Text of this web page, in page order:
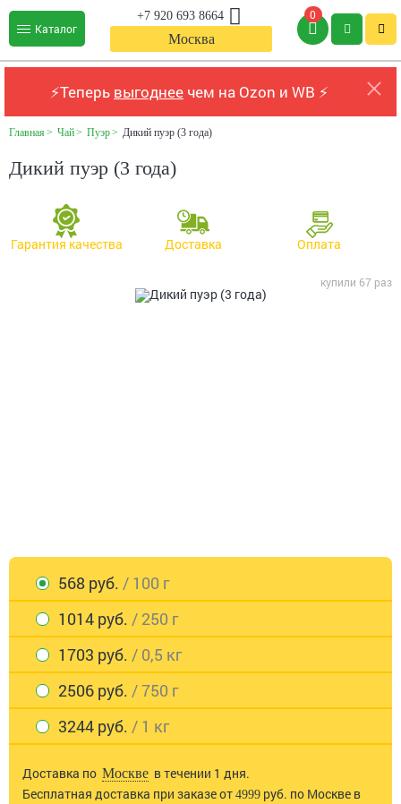
Каталог
Москва
+7 920 693 8664 0
⚡Теперь выгоднее чем на Ozon и WB ⚡
Главная Чай Пуэр Дикий пуэр (3 года)
Дикий пуэр (3 года)
Гарантия качества Доставка Оплата
купили 67 раз
568 руб. / 100 г
1014 руб. / 250 г
1703 руб. / 0,5 кг
2506 руб. / 750 г
3244 руб. / 1 кг
Доставка по Москве в течении 1 дня.
Бесплатная доставка при заказе от 4999 руб. по Москве в